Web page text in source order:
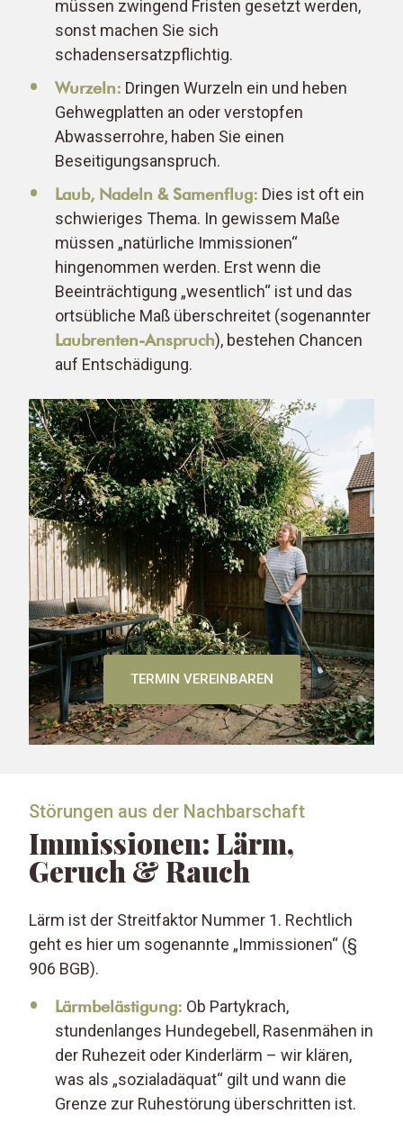
müssen zwingend Fristen gesetzt werden,
sonst machen Sie sich
schadensersatzpflichtig.
Wurzeln: Dringen Wurzeln ein und heben
Gehwegplatten an oder verstopfen
Abwasserrohre, haben Sie einen
Beseitigungsanspruch.
Laub, Nadeln & Samenflug: Dies ist oft ein
schwieriges Thema. In gewissem Maße
müssen „natürliche Immissionen“
hingenommen werden. Erst wenn die
Beeinträchtigung „wesentlich“ ist und das
ortsübliche Maß überschreitet (sogenannter
Laubrenten-Anspruch), bestehen Chancen
auf Entschädigung.
TERMIN VEREINBAREN
Störungen aus der Nachbarschaft
Immissionen: Lärm,
Geruch & Rauch
Lärm ist der Streitfaktor Nummer 1. Rechtlich
geht es hier um sogenannte „Immissionen“ (§
906 BGB).
Lärmbelästigung: Ob Partykrach,
stundenlanges Hundegebell, Rasenmähen in
der Ruhezeit oder Kinderlärm – wir klären,
was als „sozialadäquat“ gilt und wann die
Grenze zur Ruhestörung überschritten ist.